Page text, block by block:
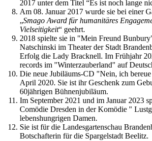
2017 unter dem Titel “Es ist noch lange
Am 08. Januar 2017 wurde sie bei einer
„Smago Award für humanitäres
Vielseitigkeit“ geehrt.
2018 spielte sie in "Mein Freund
Natschinski im Theater der Stadt
Erfolg die Lady Bracknell. Im Frühjahr
records im "Winterzauberland" auf
Die neue Jubiläums-CD "Nein, ich
April 2020. Sie ist ihr Geschenk zum
60jährigen Bühnenjubiläum.
Im September 2021 und im Januar 2023
Comödie Dresden in der Komödie "
lebenshungrigen Damen.
Sie ist für die Landesgartenschau
Botschafterin für die Spargelstadt Beelitz.